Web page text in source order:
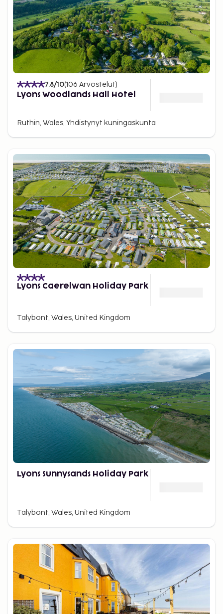
7.8/10(106 Arvostelut)
Lyons Woodlands Hall Hotel
Ruthin, Wales, Yhdistynyt kuningaskunta
Lyons Caerelwan Holiday Park
Talybont, Wales, United Kingdom
Lyons Sunnysands Holiday Park
Talybont, Wales, United Kingdom